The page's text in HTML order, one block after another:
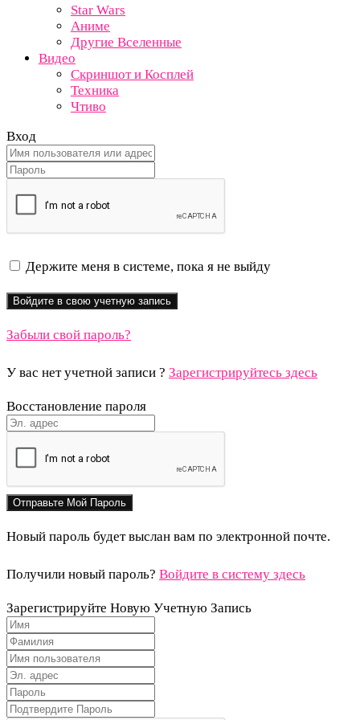
Star Wars
Аниме
Другие Вселенные
Видео
Скриншот и Косплей
Техника
Чтиво
Вход
Держите меня в системе, пока я не выйду
Забыли свой пароль?
У вас нет учетной записи ? Зарегистрируйтесь здесь
Восстановление пароля
Новый пароль будет выслан вам по электронной почте.
Получили новый пароль? Войдите в систему здесь
Зарегистрируйте Новую Учетную Запись